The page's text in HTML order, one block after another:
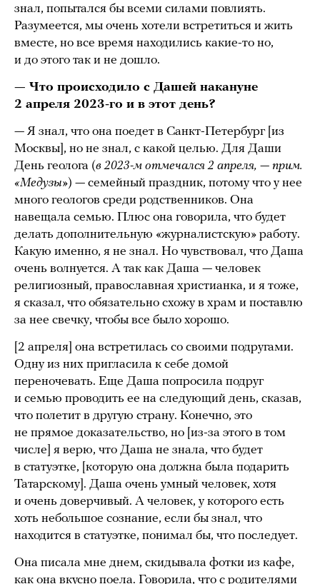
знал, попытался бы всеми силами повлиять.
Разумеется, мы очень хотели встретиться и жить
вместе, но все время находились какие-то но,
и до этого так и не дошло.
— Что происходило с Дашей накануне
2 апреля 2023-го и в этот день?
— Я знал, что она поедет в Санкт-Петербург [из
Москвы], но не знал, с какой целью. Для Даши
День геолога (в 2023-м отмечался 2 апреля, — прим.
«Медузы») — семейный праздник, потому что у нее
много геологов среди родственников. Она
навещала семью. Плюс она говорила, что будет
делать дополнительную «журналистскую» работу.
Какую именно, я не знал. Но чувствовал, что Даша
очень волнуется. А так как Даша — человек
религиозный, православная христианка, и я тоже,
я сказал, что обязательно схожу в храм и поставлю
за нее свечку, чтобы все было хорошо.
[2 апреля] она встретилась со своими подругами.
Одну из них пригласила к себе домой
переночевать. Еще Даша попросила подруг
и семью проводить ее на следующий день, сказав,
что полетит в другую страну. Конечно, это
не прямое доказательство, но [из-за этого в том
числе] я верю, что Даша не знала, что будет
в статуэтке, [которую она должна была подарить
Татарскому]. Даша очень умный человек, хотя
и очень доверчивый. А человек, у которого есть
хоть небольшое сознание, если бы знал, что
находится в статуэтке, понимал бы, что последует.
Она писала мне днем, скидывала фотки из кафе,
как она вкусно поела. Говорила, что с родителями